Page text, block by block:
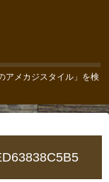
アメカジスタイル」を検